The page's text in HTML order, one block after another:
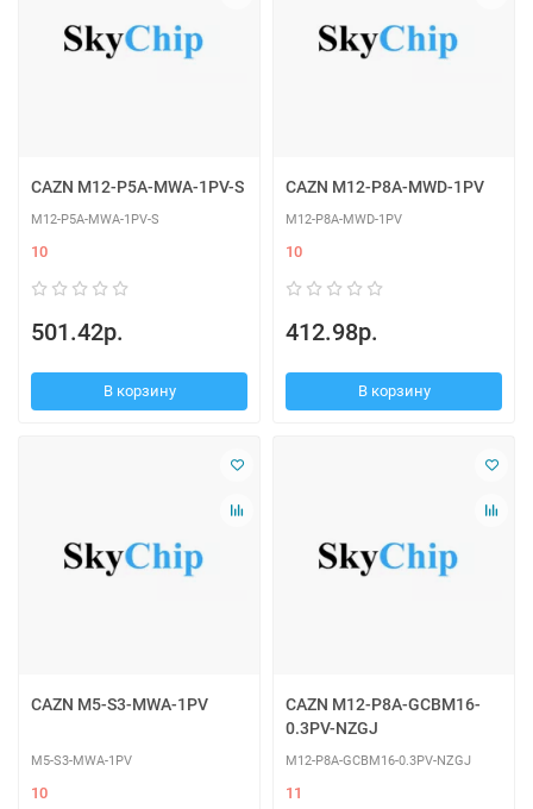
CAZN M12-P5A-MWA-1PV-S
M12-P5A-MWA-1PV-S
10
501.42р.
В корзину
CAZN M12-P8A-MWD-1PV
M12-P8A-MWD-1PV
10
412.98р.
В корзину
CAZN M5-S3-MWA-1PV
M5-S3-MWA-1PV
10
CAZN M12-P8A-GCBM16-
0.3PV-NZGJ
M12-P8A-GCBM16-0.3PV-NZGJ
11